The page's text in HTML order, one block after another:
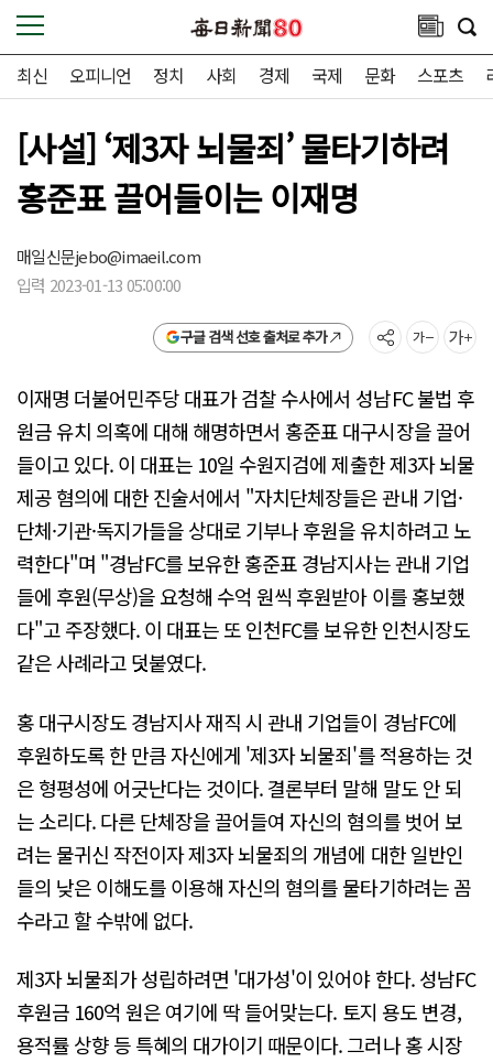
최신 오피니언 정치 사회 경제 국제 문화 스포츠
[사설] ‘제3자 뇌물죄’ 물타기하려
홍준표 끌어들이는 이재명
매일신문jebo@imaeil.com
입력 2023-01-13 05:00:00
구글 검색 선호 출처로 추가
이재명 더불어민주당 대표가 검찰 수사에서 성남FC 불법 후
원금 유치 의혹에 대해 해명하면서 홍준표 대구시장을 끌어
들이고 있다. 이 대표는 10일 수원지검에 제출한 제3자 뇌물
제공 혐의에 대한 진술서에서 "자치단체장들은 관내 기업·
단체·기관·독지가들을 상대로 기부나 후원을 유치하려고 노
력한다"며 "경남FC를 보유한 홍준표 경남지사는 관내 기업
들에 후원(무상)을 요청해 수억 원씩 후원받아 이를 홍보했
다"고 주장했다. 이 대표는 또 인천FC를 보유한 인천시장도
같은 사례라고 덧붙였다.
홍 대구시장도 경남지사 재직 시 관내 기업들이 경남FC에
후원하도록 한 만큼 자신에게 '제3자 뇌물죄'를 적용하는 것
은 형평성에 어긋난다는 것이다. 결론부터 말해 말도 안 되
는 소리다. 다른 단체장을 끌어들여 자신의 혐의를 벗어 보
려는 물귀신 작전이자 제3자 뇌물죄의 개념에 대한 일반인
들의 낮은 이해도를 이용해 자신의 혐의를 물타기하려는 꼼
수라고 할 수밖에 없다.
제3자 뇌물죄가 성립하려면 '대가성'이 있어야 한다. 성남FC
후원금 160억 원은 여기에 딱 들어맞는다. 토지 용도 변경,
용적률 상향 등 특혜의 대가이기 때문이다. 그러나 홍 시장